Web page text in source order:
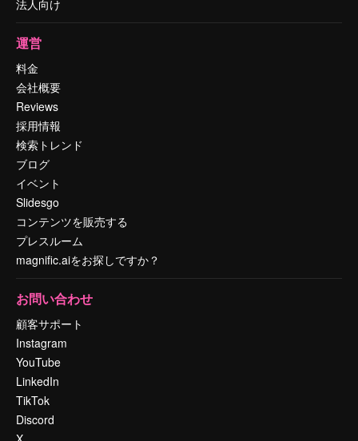
法人向け
運営
料金
会社概要
Reviews
採用情報
検索トレンド
ブログ
イベント
Slidesgo
コンテンツを販売する
プレスルーム
magnific.aiをお探しですか？
お問い合わせ
顧客サポート
Instagram
YouTube
LinkedIn
TikTok
Discord